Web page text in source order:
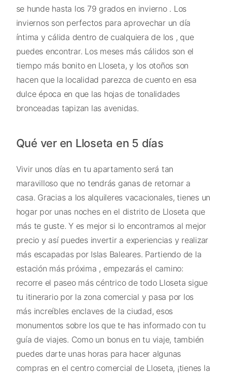
se hunde hasta los 79 grados en invierno . Los
inviernos son perfectos para aprovechar un día
íntima y cálida dentro de cualquiera de los , que
puedes encontrar. Los meses más cálidos son el
tiempo más bonito en Lloseta, y los otoños son
hacen que la localidad parezca de cuento en esa
dulce época en que las hojas de tonalidades
bronceadas tapizan las avenidas.
Qué ver en Lloseta en 5 días
Vivir unos días en tu apartamento será tan
maravilloso que no tendrás ganas de retornar a
casa. Gracias a los alquileres vacacionales, tienes un
hogar por unas noches en el distrito de Lloseta que
más te guste. Y es mejor si lo encontramos al mejor
precio y así puedes invertir a experiencias y realizar
más escapadas por Islas Baleares. Partiendo de la
estación más próxima , empezarás el camino:
recorre el paseo más céntrico de todo Lloseta sigue
tu itinerario por la zona comercial y pasa por los
más increíbles enclaves de la ciudad, esos
monumentos sobre los que te has informado con tu
guía de viajes. Como un bonus en tu viaje, también
puedes darte unas horas para hacer algunas
compras en el centro comercial de Lloseta, ¡tienes la